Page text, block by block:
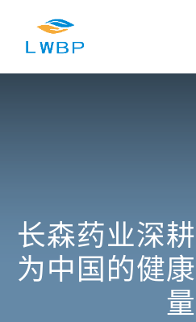
长森药业深
为中国的健
量